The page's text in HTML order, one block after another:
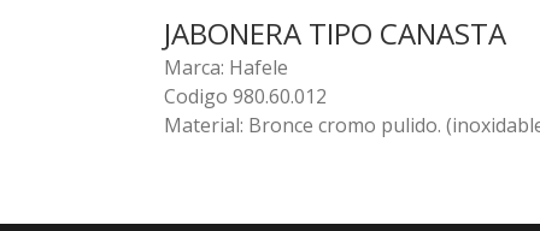
JABONERA TIPO CANASTA
Marca: Hafele
Codigo 980.60.012
Material: Bronce cromo pulido.